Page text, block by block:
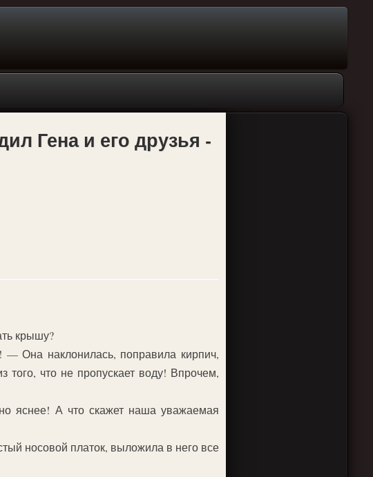
Гена и его друзья -
крышу?
Она наклонилась, поправила кирпич,
что не пропускает воду! Впрочем,
яснее! А что скажет наша уважаемая
носовой платок, выложила в него все